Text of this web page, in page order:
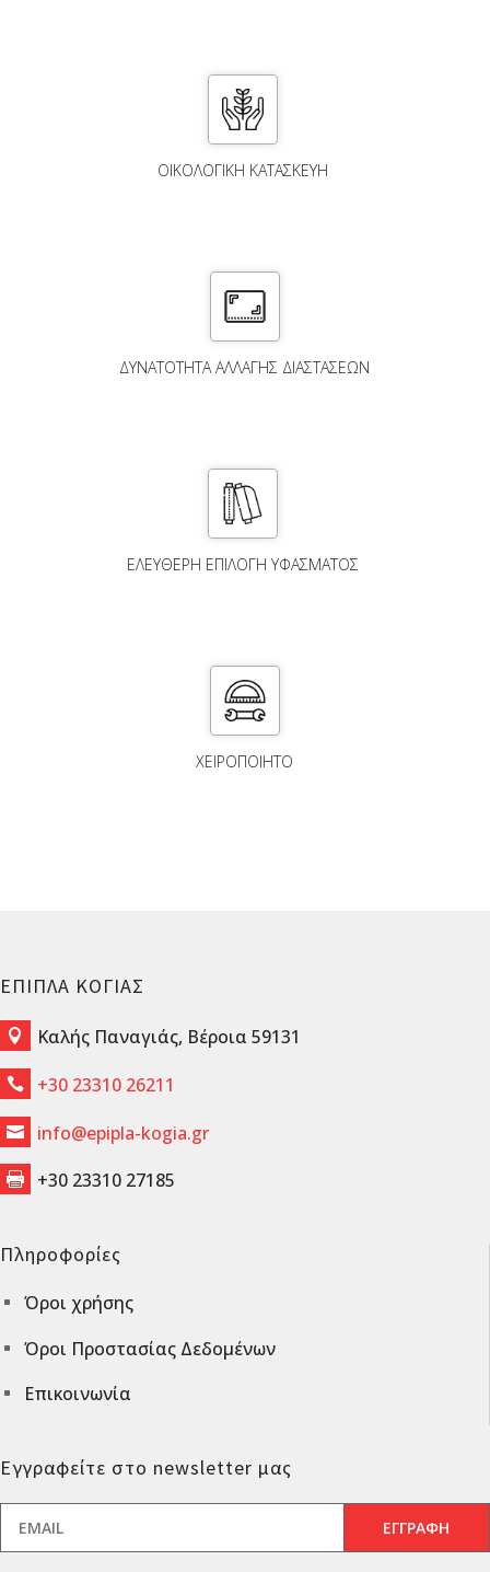
ΟΙΚΟΛΟΓΙΚΗ ΚΑΤΑΣΚΕΥΗ
ΔΥΝΑΤΌΤΗΤΑ ΑΛΛΑΓΉΣ ΔΙΑΣΤΆΣΕΩΝ
ΕΛΕΎΘΕΡΗ ΕΠΙΛΟΓΉ ΥΦΆΣΜΑΤΟΣ
ΧΕΙΡΟΠΟΙΗΤΟ
ΕΠΙΠΛΑ ΚΟΓΙΑΣ
 Καλής Παναγιάς, Βέροια 59131
 +30 23310 26211
 info@epipla-kogia.gr
 +30 23310 27185
Πληροφορίες
^ Όροι χρήσης
^ Όροι Προστασίας Δεδομένων
^ Επικοινωνία
Εγγραφείτε στο newsletter μας